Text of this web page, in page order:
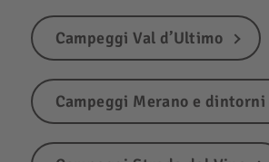
Campeggi Val d’Ultimo
Campeggi Merano e dintorni